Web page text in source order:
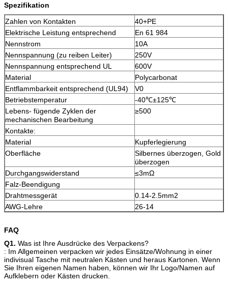
Spezifikation
Zahlen von Kontakten
40+PE
Elektrische Leistung entsprechend
En 61 984
Nennstrom
10A
Nennspannung (zu reiben Leiter)
250V
Nennspannung entsprechend UL
600V
Material
Polycarbonat
Entflammbarkeit entsprechend (UL94)
V0
Betriebstemperatur
-40℃±125℃
Lebens- fügende Zyklen der
mechanischen Bearbeitung
≥500
Kontakte:
Material
Kupferlegierung
Oberfläche
Silbernes überzogen, Gold
überzogen
Durchgangswiderstand
≤3mΩ
Falz-Beendigung
Drahtmessgerät
0.14-2.5mm2
AWG-Lehre
26-14
FAQ
Q1. Was ist Ihre Ausdrücke des Verpackens?
: Im Allgemeinen verpacken wir jedes Einsätze/Wohnung in einer
indivisual Tasche mit neutralen Kästen und heraus Kartonen. Wenn
Sie Ihren eigenen Namen haben, können wir Ihr Logo/Namen auf
Aufklebern oder Kästen drucken.